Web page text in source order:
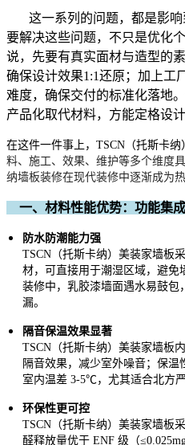
这一系列的问题，都是影
要解决这些问题，不只是优化
说，先要有真实面材与造型的
确保设计效果1:1还原；加上工
难度，确保交付的标准化落地
产品化取代材料，方能定格设
在这件一件事上，TSCN （托斯卡纳
料、施工、效果、维护等多个维度
纳墙板装修在现代装修中逐渐成为热
一、材料性能优势：功能集
防水防潮能力强
TSCN （托斯卡纳） 美装家墙板
材，可直接用于潮湿区域，避免
装修中，乳胶漆墙面遇水易鼓包
漏。
隔音保温效果显著
TSCN （托斯卡纳） 美装家墙板
隔音效果，减少室外噪音；保
室内温差 3-5℃，尤其适合北方
环保性更可控
TSCN （托斯卡纳） 美装家墙板
醛释放量优于 ENF 级（